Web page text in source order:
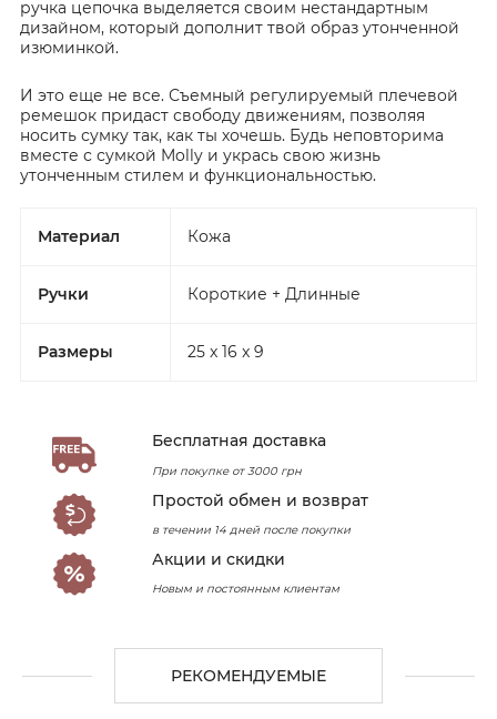
ручка цепочка выделяется своим нестандартным
дизайном, который дополнит твой образ утонченной
изюминкой.
И это еще не все. Съемный регулируемый плечевой
ремешок придаст свободу движениям, позволяя
носить сумку так, как ты хочешь. Будь неповторима
вместе с сумкой Molly и укрась свою жизнь
утонченным стилем и функциональностью.
Материал Кожа
Ручки Короткие + Длинные
Размеры 25 x 16 x 9
Бесплатная доставка
При покупке от 3000 грн
Простой обмен и возврат
в течении 14 дней после покупки
Акции и скидки
Новым и постоянным клиентам
РЕКОМЕНДУЕМЫЕ